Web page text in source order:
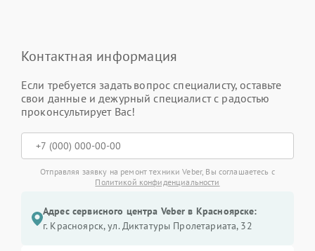
Контактная информация
Если требуется задать вопрос специалисту, оставьте
свои данные и дежурный специалист с радостью
проконсультирует Вас!
Отправляя заявку на ремонт техники Veber, Вы соглашаетесь с
Политикой конфиденциальности
Адрес сервисного центра Veber в Красноярске:
г. Красноярск, ул. Диктатуры Пролетариата, 32